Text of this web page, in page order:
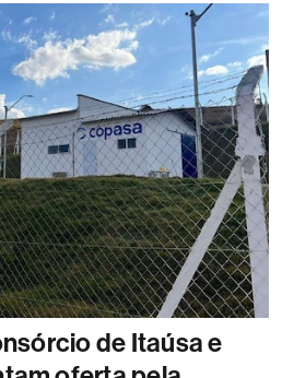
de Itaúsa e